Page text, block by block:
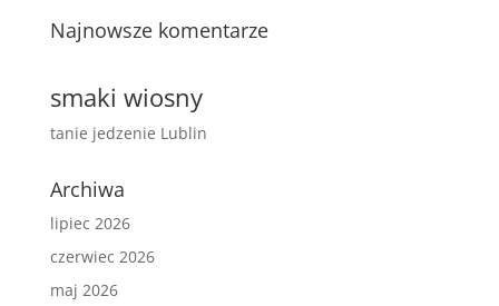
Najnowsze komentarze
smaki wiosny
tanie jedzenie Lublin
Archiwa
lipiec 2026
czerwiec 2026
maj 2026